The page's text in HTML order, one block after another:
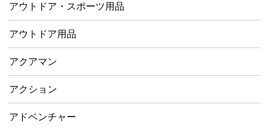
アウトドア・スポーツ用品
アウトドア用品
アクアマン
アクション
アドベンチャー